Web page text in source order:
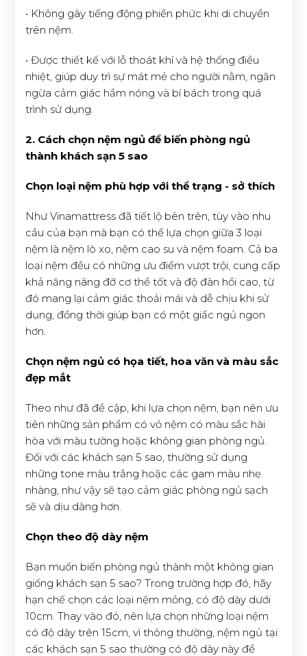
• Không gây tiếng động phiền phức khi di chuyển
trên nệm.
• Được thiết kế với lỗ thoát khí và hệ thống điều
nhiệt, giúp duy trì sự mát mẻ cho người nằm, ngăn
ngừa cảm giác hầm nóng và bí bách trong quá
trình sử dụng.
2. Cách chọn nệm ngủ để biến phòng ngủ
thành khách sạn 5 sao
Chọn loại nệm phù hợp với thể trạng - sở thích
Như Vinamattress đã tiết lộ bên trên, tùy vào nhu
cầu của bạn mà bạn có thể lựa chọn giữa 3 loại
nệm là nệm lò xo, nệm cao su và nệm foam. Cả ba
loại nệm đều có những ưu điểm vượt trội, cung cấp
khả năng nâng đỡ cơ thể tốt và độ đàn hồi cao, từ
đó mang lại cảm giác thoải mái và dễ chịu khi sử
dụng, đồng thời giúp bạn có một giấc ngủ ngon
hơn.
Chọn nệm ngủ có họa tiết, hoa văn và màu sắc
đẹp mắt
Theo như đã đề cập, khi lựa chọn nệm, bạn nên ưu
tiên những sản phẩm có vỏ nệm có màu sắc hài
hòa với màu tường hoặc không gian phòng ngủ.
Đối với các khách sạn 5 sao, thường sử dụng
những tone màu trắng hoặc các gam màu nhẹ
nhàng, như vậy sẽ tạo cảm giác phòng ngủ sạch
sẽ và dịu dàng hơn.
Chọn theo độ dày nệm
Bạn muốn biến phòng ngủ thành một không gian
giống khách sạn 5 sao? Trong trường hợp đó, hãy
hạn chế chọn các loại nệm mỏng, có độ dày dưới
10cm. Thay vào đó, nên lựa chọn những loại nệm
có độ dày trên 15cm, vì thông thường, nệm ngủ tại
các khách sạn 5 sao thường có độ dày này để